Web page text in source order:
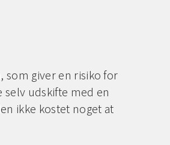
som giver en risiko for
selv udskifte med en
ikke kostet noget at